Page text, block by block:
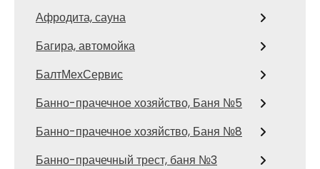
Афродита, сауна
Багира, автомойка
БалтМехСервис
Банно-прачечное хозяйство, Баня №5
Банно-прачечное хозяйство, Баня №8
Банно-прачечный трест, баня №3